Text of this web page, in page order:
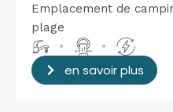
Emplacement de
plage
•
•
en savoir plus